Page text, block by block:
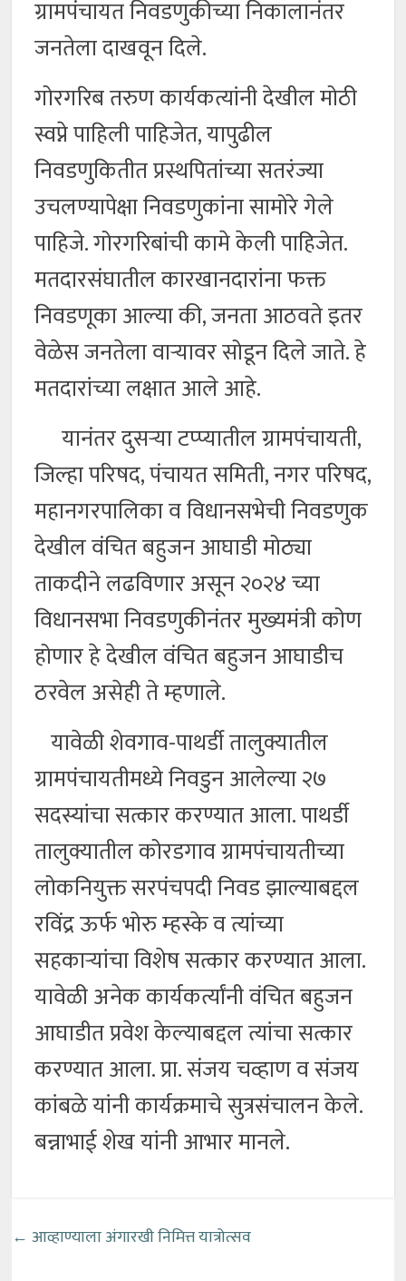
ग्रामपंचायत निवडणुकीच्या निकालानंतर
जनतेला दाखवून दिले.
गोरगरिब तरुण कार्यकत्यांनी देखील मोठी
स्वप्ने पाहिली पाहिजेत, यापुढील
निवडणुकितीत प्रस्थपितांच्या सतरंज्या
उचलण्यापेक्षा निवडणुकांना सामोरे गेले
पाहिजे. गोरगरिबांची कामे केली पाहिजेत.
मतदारसंघातील कारखानदारांना फक्त
निवडणूका आल्या की, जनता आठवते इतर
वेळेस जनतेला वार्‍यावर सोडून दिले जाते. हे
मतदारांच्या लक्षात आले आहे.
यानंतर दुसर्‍या टप्प्यातील ग्रामपंचायती,
जिल्हा परिषद, पंचायत समिती, नगर परिषद,
महानगरपालिका व विधानसभेची निवडणुक
देखील वंचित बहुजन आघाडी मोठ्या
ताकदीने लढविणार असून २०२४ च्या
विधानसभा निवडणुकीनंतर मुख्यमंत्री कोण
होणार हे देखील वंचित बहुजन आघाडीच
ठरवेल असेही ते म्हणाले.
यावेळी शेवगाव-पाथर्डी तालुक्यातील
ग्रामपंचायतीमध्ये निवडुन आलेल्या २७
सदस्यांचा सत्कार करण्यात आला. पाथर्डी
तालुक्यातील कोरडगाव ग्रामपंचायतीच्या
लोकनियुक्त सरपंचपदी निवड झाल्याबद्दल
रविंद्र ऊर्फ भोरु म्हस्के व त्यांच्या
सहकार्‍यांचा विशेष सत्कार करण्यात आला.
यावेळी अनेक कार्यकर्त्यांनी वंचित बहुजन
आघाडीत प्रवेश केल्याबद्दल त्यांचा सत्कार
करण्यात आला. प्रा. संजय चव्हाण व संजय
कांबळे यांनी कार्यक्रमाचे सुत्रसंचालन केले.
बन्नाभाई शेख यांनी आभार मानले.
← आव्हाण्याला अंगारखी निमित्त यात्रोत्सव